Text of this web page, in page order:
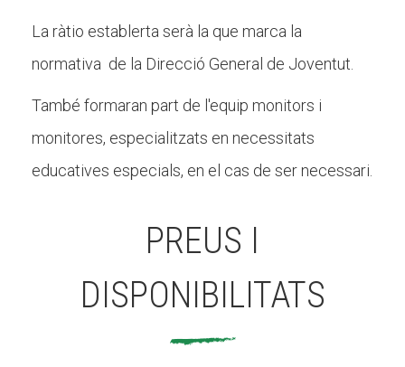
La ràtio establerta serà la que marca la
normativa de la Direcció General de Joventut.
També formaran part de l'equip monitors i
monitores, especialitzats en necessitats
educatives especials, en el cas de ser necessari.
PREUS I
DISPONIBILITATS